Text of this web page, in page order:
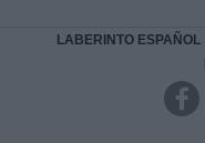
LABERINTO ESPAÑOL